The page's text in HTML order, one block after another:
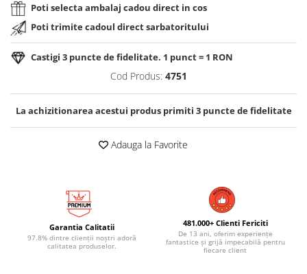
Poti selecta ambalaj cadou direct in cos
Poti trimite cadoul direct sarbatoritului
Castigi 3 puncte de fidelitate. 1 punct = 1 RON
Cod Produs: 4751
La achizitionarea acestui produs primiti 3puncte de fidelitate
Adauga la Favorite
Garantia Calitatii
97.8% dintre clienții noștri adoră
calitatea produselor.
481.000+ Clienti Fericiti
De 13 ani, oferim experiențe
fantastice și grijă impecabilă pentru
fiecare client